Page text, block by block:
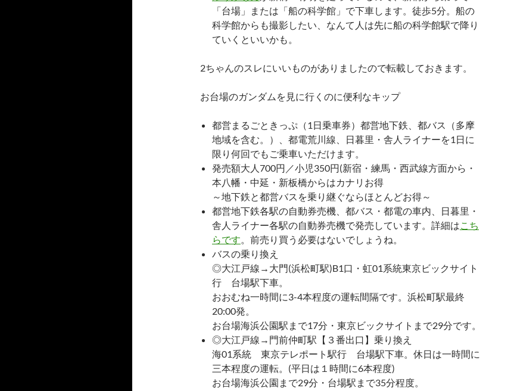
「台場」または「船の科学館」で下車します。徒歩5分。船の
科学館からも撮影したい、なんて人は先に船の科学館駅で降り
ていくといいかも。
2ちゃんのスレにいいものがありましたので転載しておきます。
お台場のガンダムを見に行くのに便利なキップ
都営まるごときっぷ（1日乗車券）都営地下鉄、都バス（多摩
地域を含む。）、都電荒川線、日暮里・舎人ライナーを1日に
限り何回でもご乗車いただけます。
発売額大人700円／小児350円(新宿・練馬・西武線方面から・
本八幡・中延・新板橋からはカナリお得
～地下鉄と都営バスを乗り継ぐならほとんどお得～
都営地下鉄各駅の自動券売機、都バス・都電の車内、日暮里・
舎人ライナー各駅の自動券売機で発売しています。詳細はこち
らです。前売り買う必要はないでしょうね。
バスの乗り換え
◎大江戸線→大門(浜松町駅)B1口・虹01系統東京ビックサイト
行 台場駅下車。
おおむね一時間に3-4本程度の運転間隔です。浜松町駅最終
20:00発。
お台場海浜公園駅まで17分・東京ビックサイトまで29分です。
◎大江戸線→門前仲町駅【３番出口】乗り換え
海01系統 東京テレポート駅行 台場駅下車。休日は一時間に
三本程度の運転。(平日は１時間に6本程度)
お台場海浜公園まで29分・台場駅まで35分程度。